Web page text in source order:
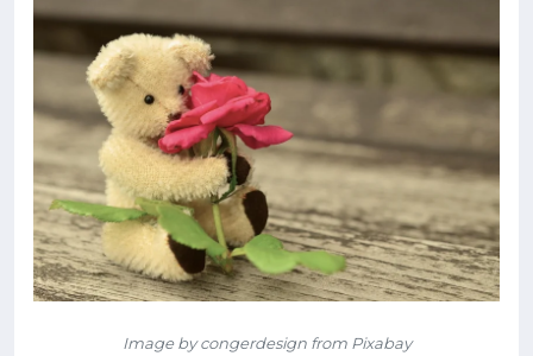
Image by congerdesign from Pixabay